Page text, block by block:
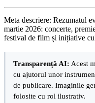
Meta descriere: Rezumatul
martie 2026: concerte,
festival de film și inițiative
Transparență AI: Acest
cu ajutorul unor
de publicare. Imaginile
folosite cu rol ilustrativ.